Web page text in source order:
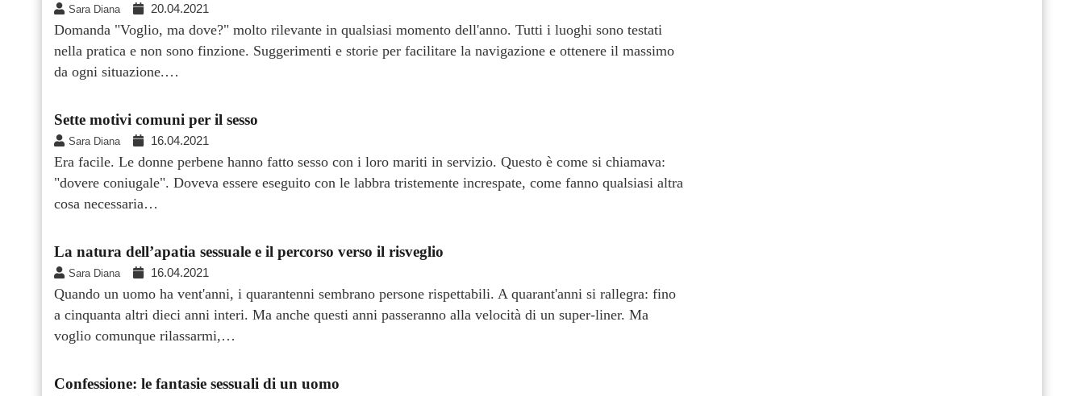
Sara Diana 20.04.2021
Domanda "Voglio, ma dove?" molto rilevante in qualsiasi momento dell'anno. Tutti i luoghi sono testati
nella pratica e non sono finzione. Suggerimenti e storie per facilitare la navigazione e ottenere il massimo
da ogni situazione.…
Sette motivi comuni per il sesso
Sara Diana 16.04.2021
Era facile. Le donne perbene hanno fatto sesso con i loro mariti in servizio. Questo è come si chiamava:
"dovere coniugale". Doveva essere eseguito con le labbra tristemente increspate, come fanno qualsiasi altra
cosa necessaria…
La natura dell’apatia sessuale e il percorso verso il risveglio
Sara Diana 16.04.2021
Quando un uomo ha vent'anni, i quarantenni sembrano persone rispettabili. A quarant'anni si rallegra: fino
a cinquanta altri dieci anni interi. Ma anche questi anni passeranno alla velocità di un super-liner. Ma
voglio comunque rilassarmi,…
Confessione: le fantasie sessuali di un uomo